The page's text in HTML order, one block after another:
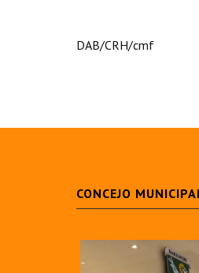
DAB/CRH/cmf
CONCEJO